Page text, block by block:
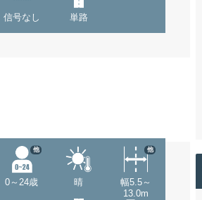
信号なし 単路
0～24歳
他
晴
幅5.5～
13.0m
他